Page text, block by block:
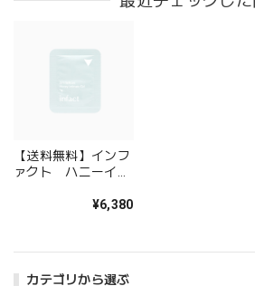
カテゴリから選ぶ
【送料無料】インフ
ァクト ハニーイン
¥6,380